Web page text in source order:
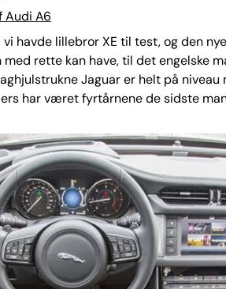
Audi A6
havde lillebror XE til test, og den
rette kan have, til det engelske
Jaguar er helt på niveau
har været fyrtårnene de sidste